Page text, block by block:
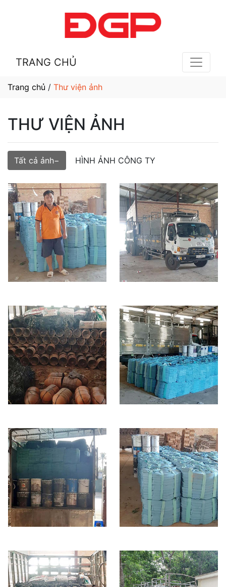
TRANG CHỦ
Trang chủ / Thư viện ảnh
THƯ VIỆN ẢNH
Tất cả ảnh HÌNH ẢNH CÔNG TY